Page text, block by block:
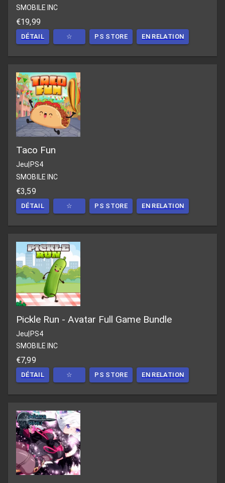
SMOBILE INC
€19,99
DÉTAIL ☆ PS STORE EN RELATION
Taco Fun
Jeu PS4
SMOBILE INC
€3,59
DÉTAIL ☆ PS STORE EN RELATION
Pickle Run - Avatar Full Game Bundle
Jeu|PS4
SMOBILE INC
€7,99
DÉTAIL ☆ PS STORE EN RELATION